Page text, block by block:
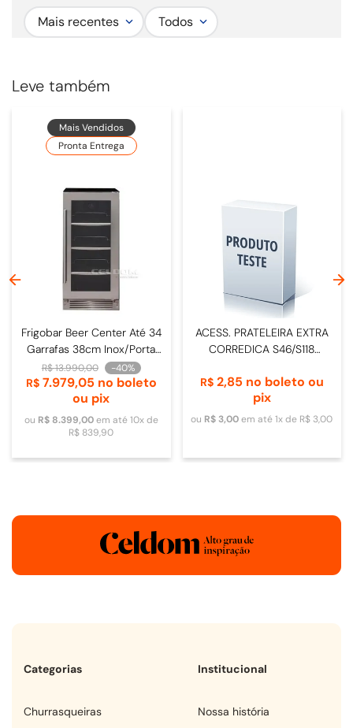
Mais recentes Todos
Leve também
Mais Vendidos
Pronta Entrega
Frigobar Beer Center Até 34
Garrafas 38cm Inox/Porta
de Vidro - 4093840009
R$13.990,00 -40%
R$ 7.979,05 no boleto
ou pix
ou R$ 8.399,00em até10x de
R$ 839,90
ACESS. PRATELEIRA EXTRA
CORREDICA S46/S118
R$ 2,85 no boleto ou
pix
ou R$ 3,00em até1x de R$ 3,00
Categorias
churrasqueiras
Institucional
Nossa história